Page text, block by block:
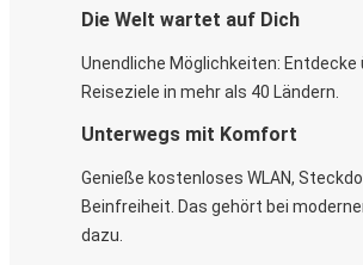
Die Welt wartet auf Dich
Unendliche Möglichkeiten: Entdecke
Reiseziele in mehr als 40 Ländern.
Unterwegs mit Komfort
Genieße kostenloses WLAN,
Beinfreiheit. Das gehört bei
dazu.